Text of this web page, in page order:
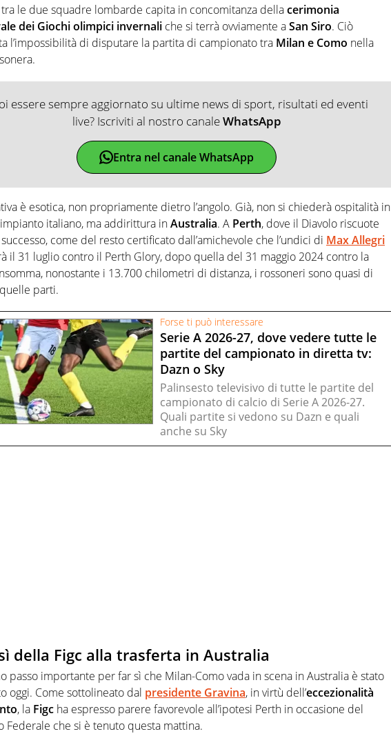
le due squadre lombarde capita in concomitanza dellacerimonia
dei Giochi olimpici invernali che si terrà ovviamente aSan Siro. Ciò
l’impossibilità di disputare la partita di campionato tra Milan e Como nella
essere sempre aggiornato su ultime news di sport, risultati ed eventi
live? Iscriviti al nostro canaleWhatsApp
Entra nel canale WhatsApp
è esotica, non propriamente dietro l’angolo. Già, non si chiederà ospitalità in
italiano, ma addirittura inAustralia. A Perth, dove il Diavolo riscuote
come del resto certificato dall’amichevole che l’undici di Max Allegri
il 31 luglio contro il Perth Glory, dopo quella del 31 maggio 2024 contro la
nonostante i 13.700 chilometri di distanza, i rossoneri sono quasi di
parti.
Forse ti può interessare
Serie A 2026-27, dove vedere tutte le
partite del campionato in diretta tv:
Dazn o Sky
Palinsesto televisivo di tutte le partite del
campionato di calcio di Serie A 2026-27.
Quali partite si vedono su Dazn e quali
anche su Sky
sì della Figc alla trasferta in Australia
passo importante per far sì che Milan-Como vada in scena in Australia è stato
oggi. Come sottolineato dal presidente Gravina, in virtù dell’eccezionalità
, la Figc ha espresso parere favorevole all’ipotesi Perth in occasione del
Federale che si è tenuto questa mattina.